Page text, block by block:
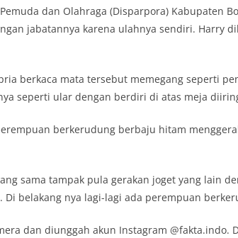
dan Olahraga (Disparpora) Kabupaten
jabatannya karena ulahnya sendiri. Harry
berkaca mata tersebut memegang seperti
seperti ular dengan berdiri di atas meja
berkerudung berbaju hitam
sama tampak pula gerakan joget yang lain
belakang nya lagi-lagi ada perempuan
dan diunggah akun Instagram